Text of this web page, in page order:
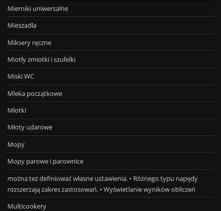
Mierniki uniwersalne
Mieszadła
Miksery ręczne
Miotły zmiotki i szufelki
Miski WC
Mleka początkowe
Młotki
Młoty udarowe
Mopy
Mopy parowe i parownice
można też definiować własne ustawienia. • Różnego typu napędy
rozszerzają zakres zastosowań. • Wyświetlanie wyników obliczeń
Multicookery